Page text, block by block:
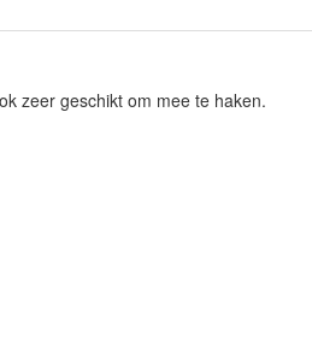
zeer geschikt om mee te haken.